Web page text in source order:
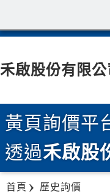
禾啟股份有限公
黃頁詢價平
透過禾啟股
首頁 歷史詢價